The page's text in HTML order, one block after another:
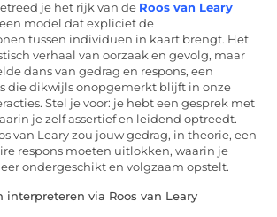
je het rijk van de Roos van Leary
model dat expliciet de
tussen individuen in kaart brengt. Het
verhaal van oorzaak en gevolg, maar
dans van gedrag en respons, een
die dikwijls onopgemerkt blijft in onze
Stel je voor: je hebt een gesprek met
je zelf assertief en leidend optreedt.
van Leary zou jouw gedrag, in theorie, een
respons moeten uitlokken, waarin je
ondergeschikt en volgzaam opstelt.
interpreteren via Roos van Leary